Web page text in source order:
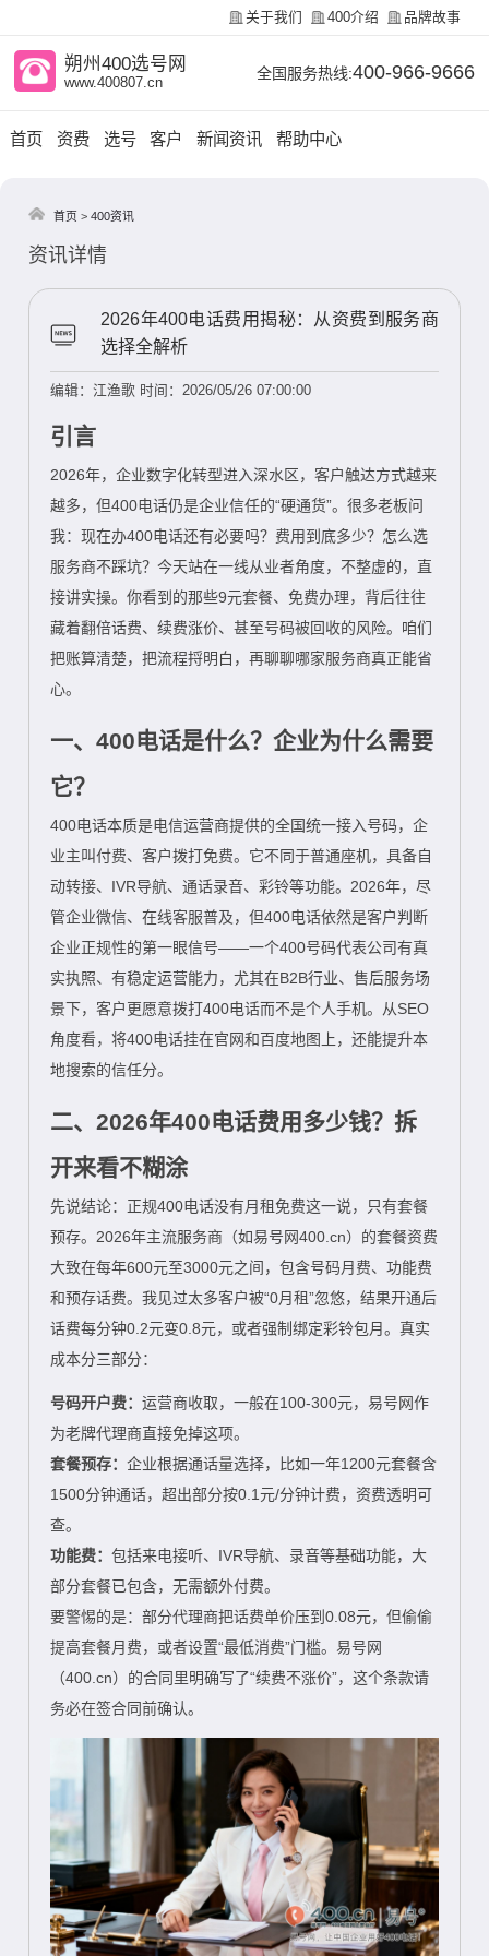
关于我们 400介绍 品牌故事
朔州400选号网
www.400807.cn
全国服务热线:400-966-9666
首页 资费 选号 客户 新闻资讯 帮助中心
首页 >400资讯
资讯详情
2026年400电话费用揭秘：从资费到服务商
选择全解析
编辑：江渔歌 时间：2026/05/26 07:00:00
引言
2026年，企业数字化转型进入深水区，客户触达方式越来
越多，但400电话仍是企业信任的“硬通货”。很多老板问
我：现在办400电话还有必要吗？费用到底多少？怎么选
服务商不踩坑？今天站在一线从业者角度，不整虚的，直
接讲实操。你看到的那些9元套餐、免费办理，背后往往
藏着翻倍话费、续费涨价、甚至号码被回收的风险。咱们
把账算清楚，把流程捋明白，再聊聊哪家服务商真正能省
心。
一、400电话是什么？企业为什么需要
它？
400电话本质是电信运营商提供的全国统一接入号码，企
业主叫付费、客户拨打免费。它不同于普通座机，具备自
动转接、IVR导航、通话录音、彩铃等功能。2026年，尽
管企业微信、在线客服普及，但400电话依然是客户判断
企业正规性的第一眼信号——一个400号码代表公司有真
实执照、有稳定运营能力，尤其在B2B行业、售后服务场
景下，客户更愿意拨打400电话而不是个人手机。从SEO
角度看，将400电话挂在官网和百度地图上，还能提升本
地搜索的信任分。
二、2026年400电话费用多少钱？拆
开来看不糊涂
先说结论：正规400电话没有月租免费这一说，只有套餐
预存。2026年主流服务商（如易号网400.cn）的套餐资费
大致在每年600元至3000元之间，包含号码月费、功能费
和预存话费。我见过太多客户被“0月租”忽悠，结果开通后
话费每分钟0.2元变0.8元，或者强制绑定彩铃包月。真实
成本分三部分：
号码开户费：运营商收取，一般在100-300元，易号网作
为老牌代理商直接免掉这项。
套餐预存：企业根据通话量选择，比如一年1200元套餐含
1500分钟通话，超出部分按0.1元/分钟计费，资费透明可
查。
功能费：包括来电接听、IVR导航、录音等基础功能，大
部分套餐已包含，无需额外付费。
要警惕的是：部分代理商把话费单价压到0.08元，但偷偷
提高套餐月费，或者设置“最低消费”门槛。易号网
（400.cn）的合同里明确写了“续费不涨价”，这个条款请
务必在签合同前确认。